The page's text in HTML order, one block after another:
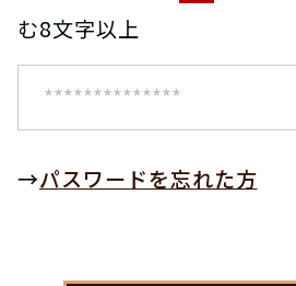
む8文字以上
→パスワードを忘れた方